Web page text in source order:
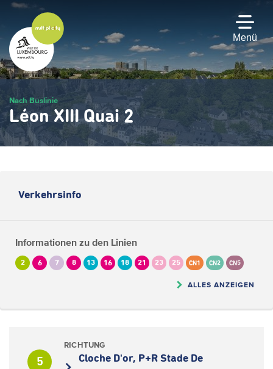
Zum
Hauptinhalt
gehen
Menü
Nach Buslinie
Léon XIII Quai 2
Verkehrsinfo
Informationen zu den Linien
2 6 7 8 13 16 18 21 23 25 CN1 CN2 CN5
ALLES ANZEIGEN
5
RICHTUNG
Cloche D'or, P+R Stade De